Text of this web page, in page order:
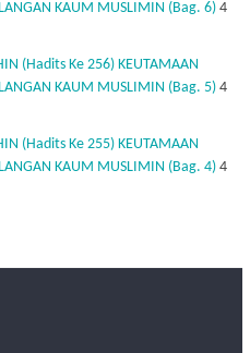
KAUM MUSLIMIN (Bag. 6) 4
(Hadits Ke 256) KEUTAMAAN
KAUM MUSLIMIN (Bag. 5) 4
(Hadits Ke 255) KEUTAMAAN
KAUM MUSLIMIN (Bag. 4) 4